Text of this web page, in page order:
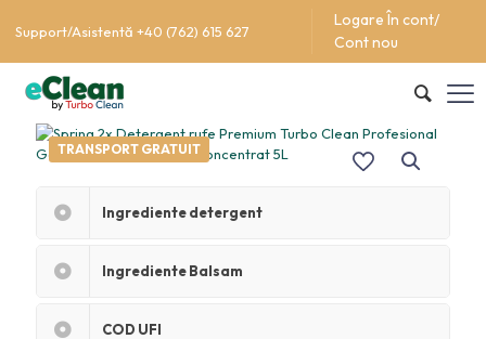
Support/Asistentă +40 (762) 615 627
Logare În cont/
Cont nou
TRANSPORT GRATUIT
Ingrediente detergent
Ingrediente Balsam
COD UFI